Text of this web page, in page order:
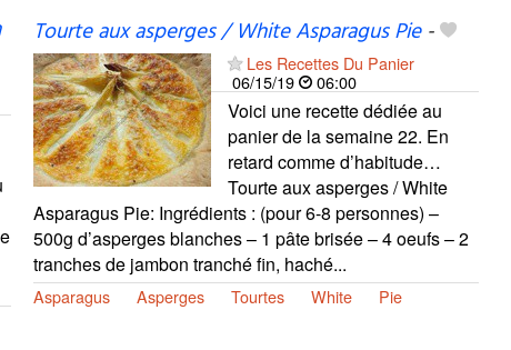
Tourte aux asperges / White Asparagus Pie-
Les Recettes Du Panier
06/15/19
06:00
Voici une recette dédiée au
panier de la semaine 22. En
retard comme d’habitude…
Tourte aux asperges / White
Asparagus Pie: Ingrédients : (pour 6-8 personnes) –
500g d’asperges blanches – 1 pâte brisée – 4 oeufs – 2
tranches de jambon tranché fin, haché...
Asparagus Asperges Tourtes White Pie